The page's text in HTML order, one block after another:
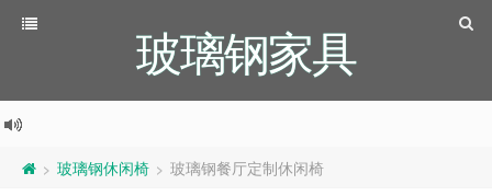
玻璃钢家具
> 玻璃钢休闲椅 > 玻璃钢餐厅定制休闲椅